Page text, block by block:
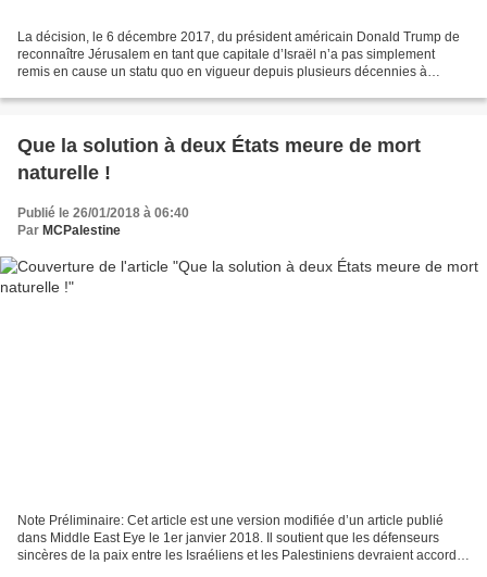
La décision, le 6 décembre 2017, du président américain Donald Trump de
reconnaître Jérusalem en tant que capitale d’Israël n’a pas simplement
remis en cause un statu quo en vigueur depuis plusieurs décennies à
Que la solution à deux États meure de mort
naturelle !
Publié le 26/01/2018 à 06:40
Par MCPalestine
Note Préliminaire: Cet article est une version modifiée d’un article publié
dans Middle East Eye le 1er janvier 2018. Il soutient que les défenseurs
sincères de la paix entre les Israéliens et les Palestiniens devraient accorder